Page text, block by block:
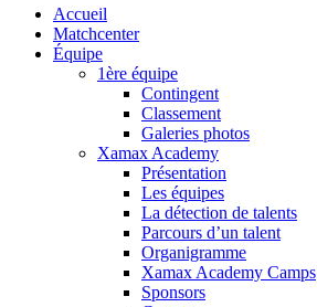
Close
Menu
Accueil
Matchcenter
Équipe
1ère équipe
Contingent
Classement
Galeries photos
Xamax Academy
Présentation
Les équipes
La détection de talents
Parcours d’un talent
Organigramme
Xamax Academy Camps
Sponsors